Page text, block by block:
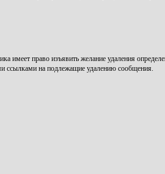
имеет право изъявить желание удаления
ссылками на подлежащие удалению сообщения.